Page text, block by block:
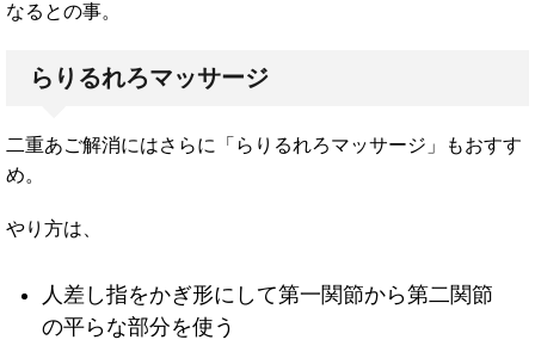
なるとの事。
らりるれろマッサージ
二重あご解消にはさらに「らりるれろマッサージ」もおすす
め。
やり方は、
人差し指をかぎ形にして第一関節から第二関節
の平らな部分を使う